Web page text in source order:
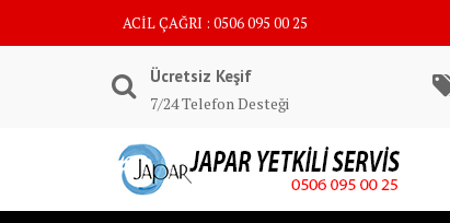
ACİL ÇAĞRI : 0506 095 00 25
Ücretsiz Keşif
7/24 Telefon Desteği